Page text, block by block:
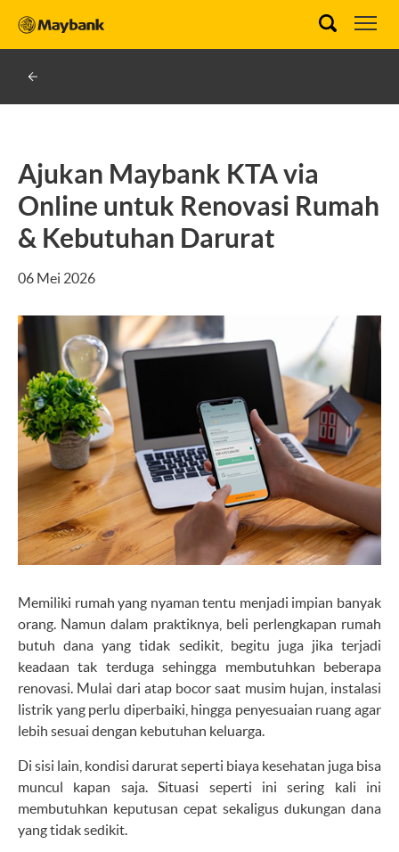
Ajukan Maybank KTA via
Online untuk Renovasi Rumah
& Kebutuhan Darurat
06 Mei 2026
Memiliki rumah yang nyaman tentu menjadi impian banyak
orang. Namun dalam praktiknya, beli perlengkapan rumah
butuh dana yang tidak sedikit, begitu juga jika terjadi
keadaan tak terduga sehingga membutuhkan beberapa
renovasi. Mulai dari atap bocor saat musim hujan, instalasi
listrik yang perlu diperbaiki, hingga penyesuaian ruang agar
lebih sesuai dengan kebutuhan keluarga.
Di sisi lain, kondisi darurat seperti biaya kesehatan juga bisa
muncul kapan saja. Situasi seperti ini sering kali ini
membutuhkan keputusan cepat sekaligus dukungan dana
yang tidak sedikit.